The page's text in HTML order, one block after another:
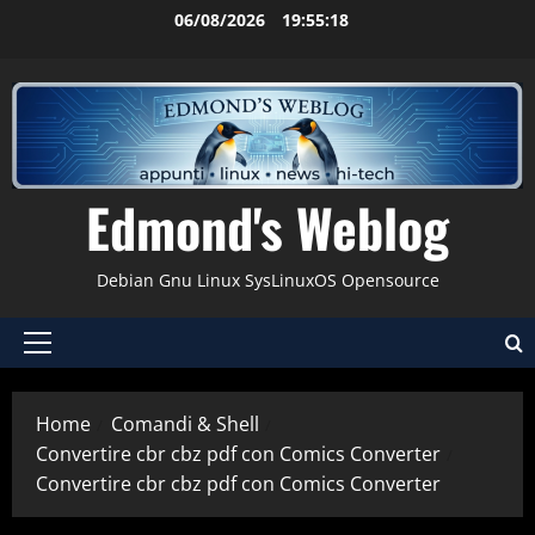
06/08/2026 19:55:18
Edmond's Weblog
Debian Gnu Linux SysLinuxOS Opensource
Menu
Home
Comandi & Shell
Convertire cbr cbz pdf con Comics Converter
Convertire cbr cbz pdf con Comics Converter